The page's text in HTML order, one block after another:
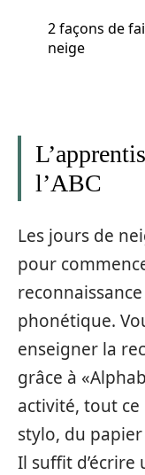
2 façons de
neige
l’ABC
Les jours de
pour
phonétique.
enseigner la
grâce à
activité, tout
stylo, du papier
Il suffit d’écrire